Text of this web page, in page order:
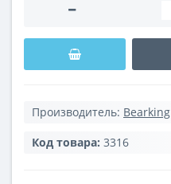
Производитель: Bearking
Код товара: 3316